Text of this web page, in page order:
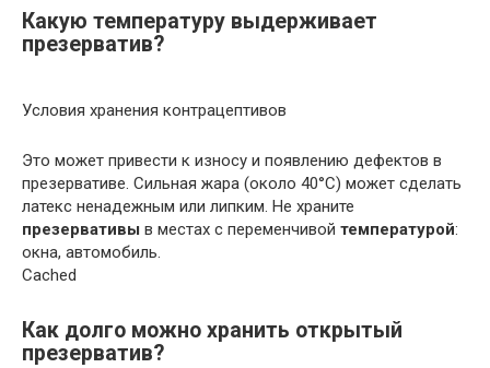
Какую температуру выдерживает
презерватив?
Условия хранения контрацептивов
Это может привести к износу и появлению дефектов в
презервативе. Сильная жара (около 40°C) может сделать
латекс ненадежным или липким. Не храните
презервативы в местах с переменчивой температурой:
окна, автомобиль.
Cached
Как долго можно хранить открытый
презерватив?